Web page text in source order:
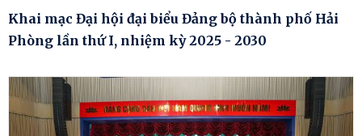
Khai mạc Đại hội đại biểu Đảng bộ thành phố Hải
Phòng lần thứ I, nhiệm kỳ 2025 - 2030